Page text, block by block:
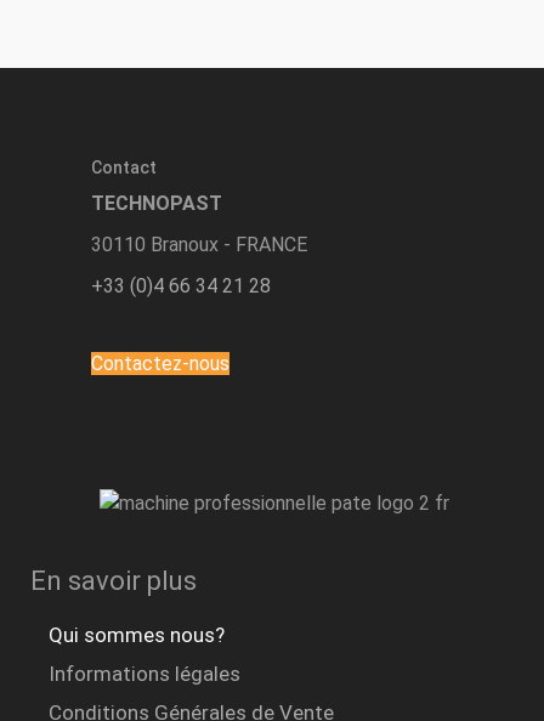
Contact
TECHNOPAST
30110 Branoux - FRANCE
+33 (0)4 66 34 21 28
Contactez-nous
En savoir plus
Qui sommes nous?
Informations légales
Conditions Générales de Vente